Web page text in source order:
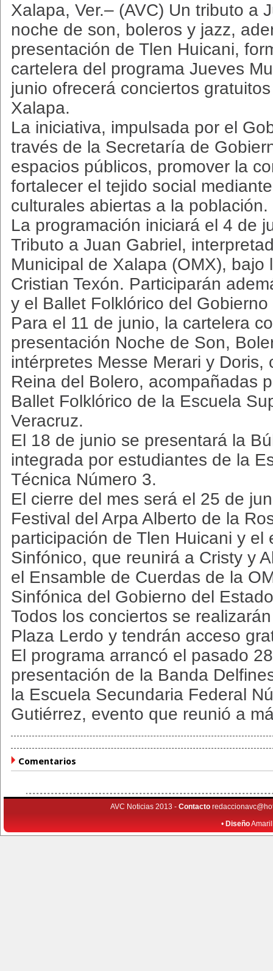
Xalapa, Ver.– (AVC) Un tributo a
noche de son, boleros y jazz,
presentación de Tlen Huicani,
cartelera del programa Jueves
junio ofrecerá conciertos
Xalapa.
La iniciativa, impulsada por el
través de la Secretaría de
espacios públicos, promover la
fortalecer el tejido social
culturales abiertas a la población.
La programación iniciará el 4 de
Tributo a Juan Gabriel,
Municipal de Xalapa (OMX), bajo
Cristian Texón. Participarán
y el Ballet Folklórico del
Para el 11 de junio, la cartelera
presentación Noche de Son,
intérpretes Messe Merari y Doris,
Reina del Bolero, acompañadas
Ballet Folklórico de la Escuela
Veracruz.
El 18 de junio se presentará la
integrada por estudiantes de la
Técnica Número 3.
El cierre del mes será el 25 de
Festival del Arpa Alberto de la
participación de Tlen Huicani y el
Sinfónico, que reunirá a Cristy y
el Ensamble de Cuerdas de la
Sinfónica del Gobierno del
Todos los conciertos se
Plaza Lerdo y tendrán acceso
El programa arrancó el pasado
presentación de la Banda
la Escuela Secundaria Federal
Gutiérrez, evento que reunió a
Comentarios
AVC Noticias 2013 - Contacto
• Diseño